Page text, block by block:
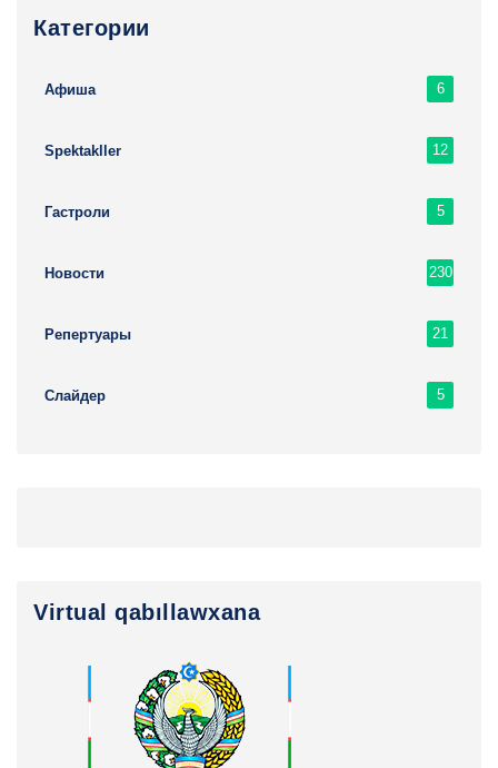
Категории
Афиша 6
Spektakller 12
Гастроли 5
Новости 230
Репертуары 21
Слайдер 5
Virtual qabıllawxana